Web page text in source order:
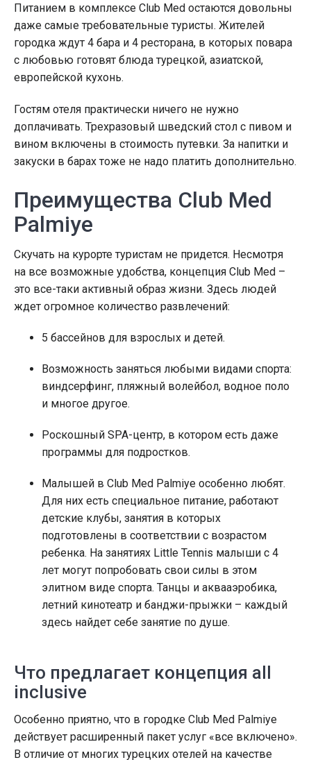
Питанием в комплексе Club Med остаются довольны
даже самые требовательные туристы. Жителей
городка ждут 4 бара и 4 ресторана, в которых повара
с любовью готовят блюда турецкой, азиатской,
европейской кухонь.
Гостям отеля практически ничего не нужно
доплачивать. Трехразовый шведский стол с пивом и
вином включены в стоимость путевки. За напитки и
закуски в барах тоже не надо платить дополнительно.
Преимущества Club Med
Palmiye
Скучать на курорте туристам не придется. Несмотря
на все возможные удобства, концепция Club Med –
это все-таки активный образ жизни. Здесь людей
ждет огромное количество развлечений:
5 бассейнов для взрослых и детей.
Возможность заняться любыми видами спорта:
виндсерфинг, пляжный волейбол, водное поло
и многое другое.
Роскошный SPA-центр, в котором есть даже
программы для подростков.
Малышей в Club Med Palmiye особенно любят.
Для них есть специальное питание, работают
детские клубы, занятия в которых
подготовлены в соответствии с возрастом
ребенка. На занятиях Little Tennis малыши с 4
лет могут попробовать свои силы в этом
элитном виде спорта. Танцы и аквааэробика,
летний кинотеатр и банджи-прыжки – каждый
здесь найдет себе занятие по душе.
Что предлагает концепция all
inclusive
Особенно приятно, что в городке Club Med Palmiye
действует расширенный пакет услуг «все включено».
В отличие от многих турецких отелей на качестве